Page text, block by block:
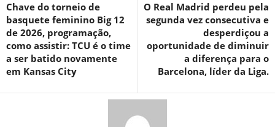
Chave do torneio de
basquete feminino Big 12
de 2026, programação,
como assistir: TCU é o time
a ser batido novamente
em Kansas City
O Real Madrid perdeu pela
segunda vez consecutiva e
desperdiçou a
oportunidade de diminuir
a diferença para o
Barcelona, ​​líder da Liga.